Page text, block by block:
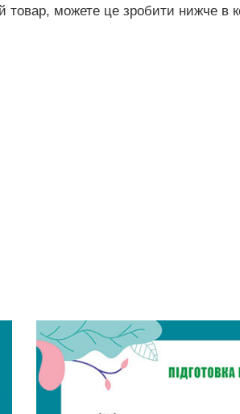
товар, можете це зробити нижче в